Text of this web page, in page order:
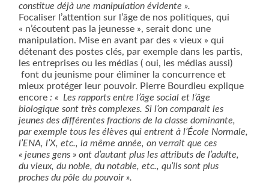
constitue déjà une manipulation évidente ».
Focaliser l’attention sur l’âge de nos politiques, qui
« n’écoutent pas la jeunesse », serait donc une
manipulation. Mise en avant par des « vieux » qui
détenant des postes clés, par exemple dans les partis,
les entreprises ou les médias ( oui, les médias aussi)
font du jeunisme pour éliminer la concurrence et
mieux protéger leur pouvoir. Pierre Bourdieu explique
encore: « Les rapports entre l’âge social et l’âge
biologique sont très complexes. Si l’on comparait les
jeunes des différentes fractions de la classe dominante,
par exemple tous les élèves qui entrent à l’École Normale,
l’ENA, l’X, etc., la même année, on verrait que ces
« jeunes gens » ont d’autant plus les attributs de l’adulte,
du vieux, du noble, du notable, etc., qu’ils sont plus
proches du pôle du pouvoir ».